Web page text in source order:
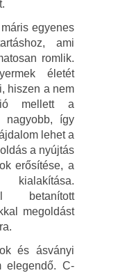
egyenes
ami
romlik.
életét
hiszen a nem
mellett a
nagyobb, így
lehet a
a nyújtás
erősítése, a
betanított
megoldást
és ásványi
elegendő. C-